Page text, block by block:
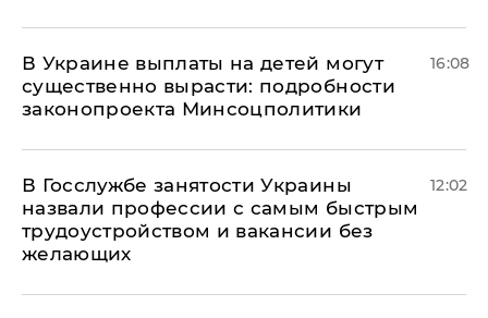
В Украине выплаты на детей могут
существенно вырасти: подробности
законопроекта Минсоцполитики
16:08
В Госслужбе занятости Украины
назвали профессии с самым быстрым
трудоустройством и вакансии без
желающих
12:02